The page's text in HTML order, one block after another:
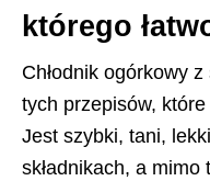
którego
Chłodnik ogórkowy
tych przepisów,
Jest szybki, tani,
składnikach, a